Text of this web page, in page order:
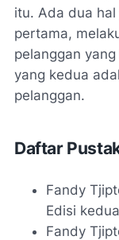
itu. Ada dua
pertama,
pelanggan
yang kedua
pelanggan.
Daftar
Fandy
Edisi
Fandy